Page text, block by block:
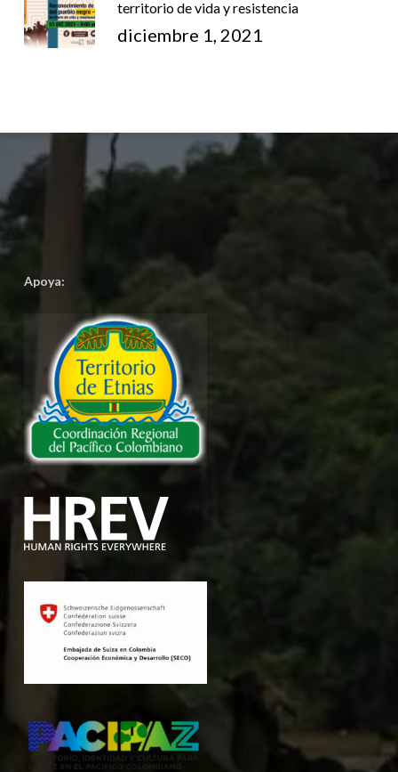
territorio de vida y resistencia
diciembre 1, 2021
Apoya: